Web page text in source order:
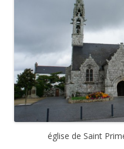
église de Saint